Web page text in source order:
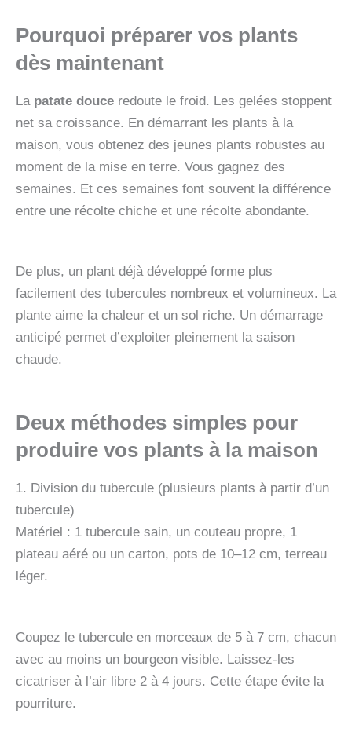
Pourquoi préparer vos plants
dès maintenant
La patate douce redoute le froid. Les gelées stoppent
net sa croissance. En démarrant les plants à la
maison, vous obtenez des jeunes plants robustes au
moment de la mise en terre. Vous gagnez des
semaines. Et ces semaines font souvent la différence
entre une récolte chiche et une récolte abondante.
De plus, un plant déjà développé forme plus
facilement des tubercules nombreux et volumineux. La
plante aime la chaleur et un sol riche. Un démarrage
anticipé permet d’exploiter pleinement la saison
chaude.
Deux méthodes simples pour
produire vos plants à la maison
1. Division du tubercule (plusieurs plants à partir d’un
tubercule)
Matériel : 1 tubercule sain, un couteau propre, 1
plateau aéré ou un carton, pots de 10–12 cm, terreau
léger.
Coupez le tubercule en morceaux de 5 à 7 cm, chacun
avec au moins un bourgeon visible. Laissez-les
cicatriser à l’air libre 2 à 4 jours. Cette étape évite la
pourriture.